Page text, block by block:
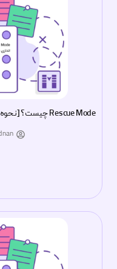
Rescue Mode چیست؟ [نحوه راه اندازی سرور مجازی در حالت نجات]
adnan